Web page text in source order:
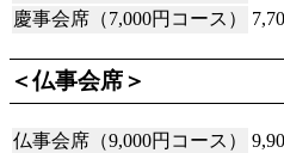
慶事会席 （7,000円コース）
＜仏事会席＞
仏事会席（9,000円コース）